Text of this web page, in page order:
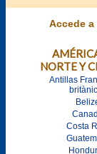
Accede
NORTE Y
Antillas
Costa